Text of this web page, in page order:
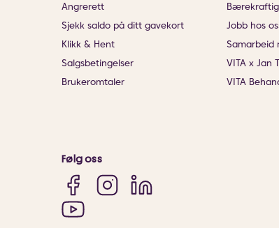
Angrerett
Sjekk saldo på ditt gavekort
Klikk & Hent
Salgsbetingelser
Brukeromtaler
Jobb hos
Samarbeid
VITA x Jan
VITA
Følg oss